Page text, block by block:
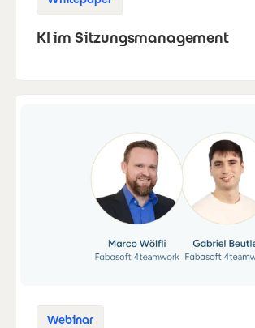
KI im Sitzungsmanagement
Webinar